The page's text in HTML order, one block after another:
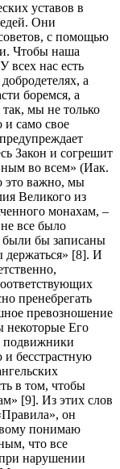
уставов в
Они
с помощью
Чтобы наша
всех нас есть
а
боремся, а
мы не только
и само свое
Закон и согрешит
во всем» (Иак.
это важно, мы
Великого из
монахам, –
все было
были бы записаны
держаться» [8]. И
пренебрегать
превозношение
некоторые Его
подвижники
и бесстрастную
в том, чтобы
[9]. Из этих слов
он
понимаю
что все
при нарушении